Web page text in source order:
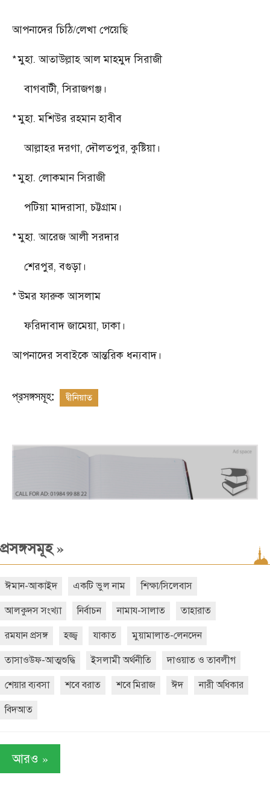
আপনাদের চিঠি/লেখা পেয়েছি
*মুহা. আতাউল্লাহ আল মাহমুদ সিরাজী
বাগবাটী,সিরাজগঞ্জ।
*মুহা. মশিউর রহমান হাবীব
আল্লাহর দরগা, দৌলতপুর,কুষ্টিয়া।
*মুহা. লোকমান সিরাজী
পটিয়া মাদরাসা,চট্টগ্রাম।
*মুহা. আরেজ আলী সরদার
শেরপুর,বগুড়া।
*উমর ফারুক আসলাম
ফরিদাবাদ জামেয়া,ঢাকা।
আপনাদের সবাইকে আন্তরিক ধন্যবাদ।
প্রসঙ্গসমূহ: দ্বীনিয়াত
প্রসঙ্গসমূহ»
ঈমান-আকাইদ একটি ভুল নাম শিক্ষা/সিলেবাস
আলকুদস সংখ্যা নির্বাচন নামায-সালাত তাহারাত
রমযান প্রসঙ্গ হজ্জ্ব যাকাত মুয়ামালাত-লেনদেন
তাসাওউফ-আত্মশুদ্ধি ইসলামী অর্থনীতি দাওয়াত ও তাবলীগ
শেয়ার ব্যবসা শবে বরাত শবে মিরাজ ঈদ নারী অধিকার
বিদআত
আরও »